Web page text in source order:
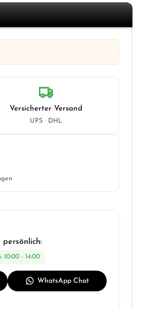
Versicherter Versand
UPS · DHL
10:00 - 14:00
WhatsApp Chat